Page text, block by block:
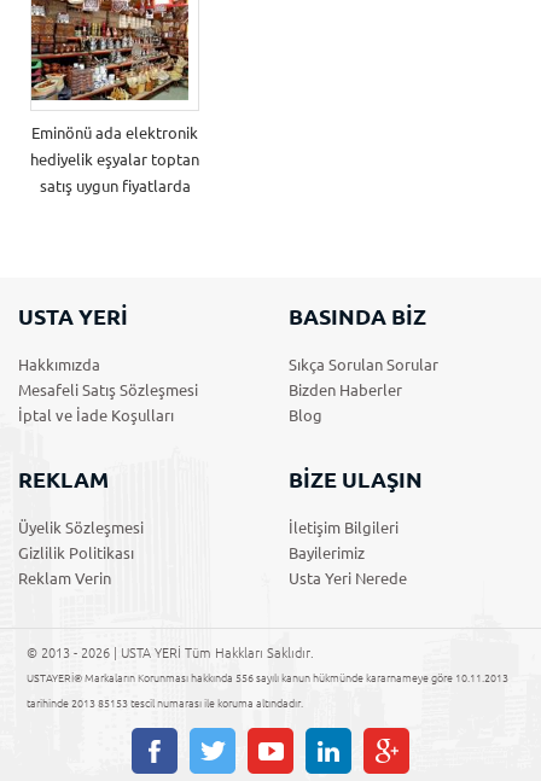
Eminönü ada elektronik
hediyelik eşyalar toptan
satış uygun fiyatlarda
USTA YERİ
Hakkımızda
Mesafeli Satış Sözleşmesi
İptal ve İade Koşulları
BASINDA BİZ
Sıkça Sorulan Sorular
Bizden Haberler
Blog
REKLAM
Üyelik Sözleşmesi
Gizlilik Politikası
Reklam Verin
BİZE ULAŞIN
İletişim Bilgileri
Bayilerimiz
Usta Yeri Nerede
© 2013 - 2026 | USTA YERİ Tüm Hakkları Saklıdır.
USTAYERİ® Markaların Korunması hakkında 556 sayılı kanun hükmünde kararnameye göre 10.11.2013
tarihinde 2013 85153 tescil numarası ile koruma altındadır.